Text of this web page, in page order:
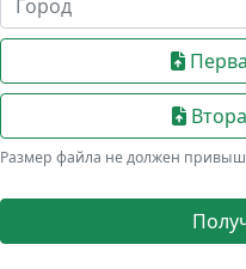
Размер файла не должен